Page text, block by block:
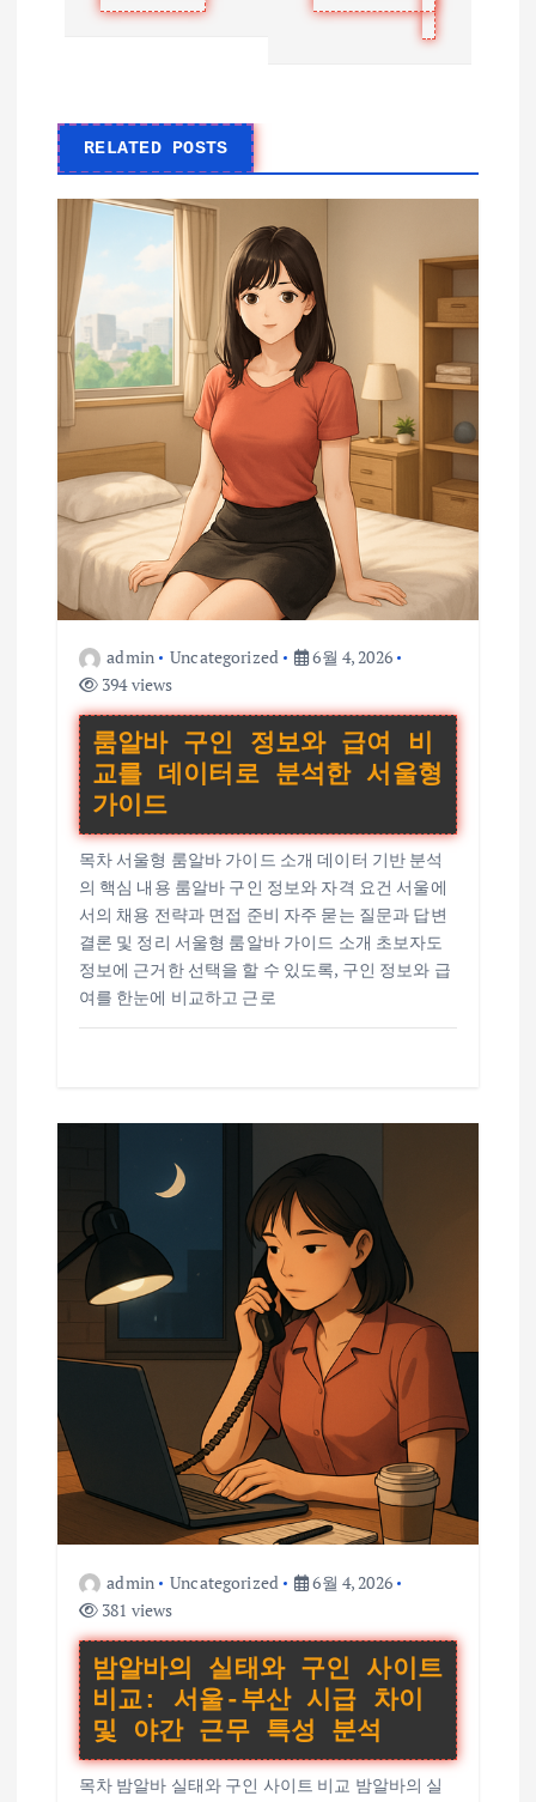
RELATED POSTS
admin Uncategorized
6월 4, 2026
394 views
룸알바 구인 정보와 급여 비
교를 데이터로 분석한 서울형
가이드
목차 서울형 룸알바 가이드 소개 데이터 기반 분석
의 핵심 내용 룸알바 구인 정보와 자격 요건 서울에
서의 채용 전략과 면접 준비 자주 묻는 질문과 답변
결론 및 정리 서울형 룸알바 가이드 소개 초보자도
정보에 근거한 선택을 할 수 있도록, 구인 정보와 급
여를 한눈에 비교하고 근로
admin Uncategorized
6월 4, 2026
381 views
밤알바의 실태와 구인 사이트
비교: 서울-부산 시급 차이
및 야간 근무 특성 분석
목차 밤알바 실태와 구인 사이트 비교 밤알바의 실